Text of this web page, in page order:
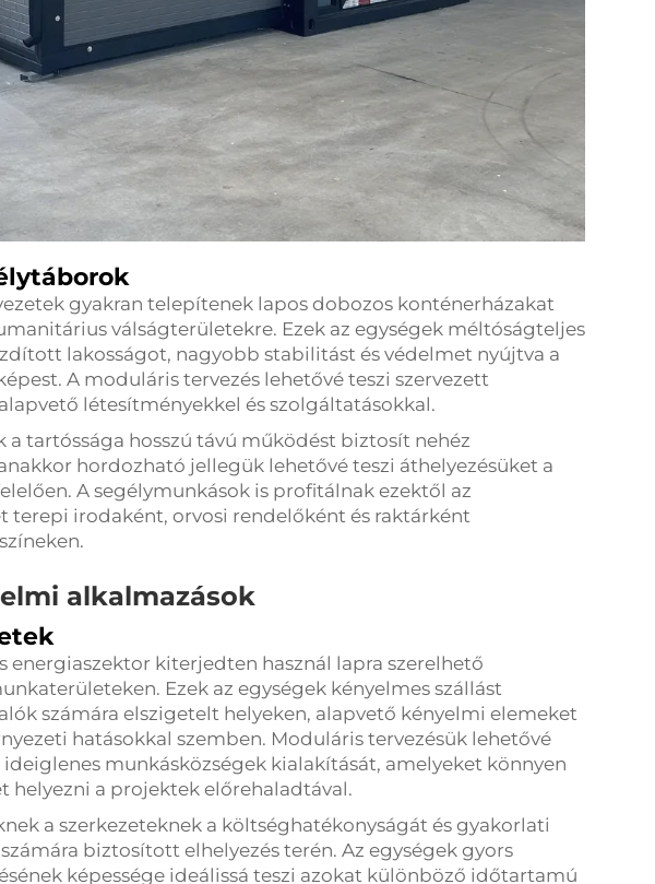
gyakran telepítenek lapos dobozos konténerházakat
válságterületekre. Ezek az egységek méltóságteljes
lakosságot, nagyobb stabilitást és védelmet nyújtva a
A moduláris tervezés lehetővé teszi szervezett
létesítményekkel és szolgáltatásokkal.
a tartóssága hosszú távú működést biztosít nehéz
hordozható jellegük lehetővé teszi áthelyezésüket a
A segélymunkások is profitálnak ezektől az
terepi irodaként, orvosi rendelőként és raktárként
alkalmazások
energiaszektor kiterjedten használ lapra szerelhető
Ezek az egységek kényelmes szállást
számára elszigetelt helyeken, alapvető kényelmi elemeket
hatásokkal szemben. Moduláris tervezésük lehetővé
munkásközségek kialakítását, amelyeket könnyen
helyezni a projektek előrehaladtával.
a szerkezeteknek a költséghatékonyságát és gyakorlati
biztosított elhelyezés terén. Az egységek gyors
képessége ideálissá teszi azokat különböző időtartamú